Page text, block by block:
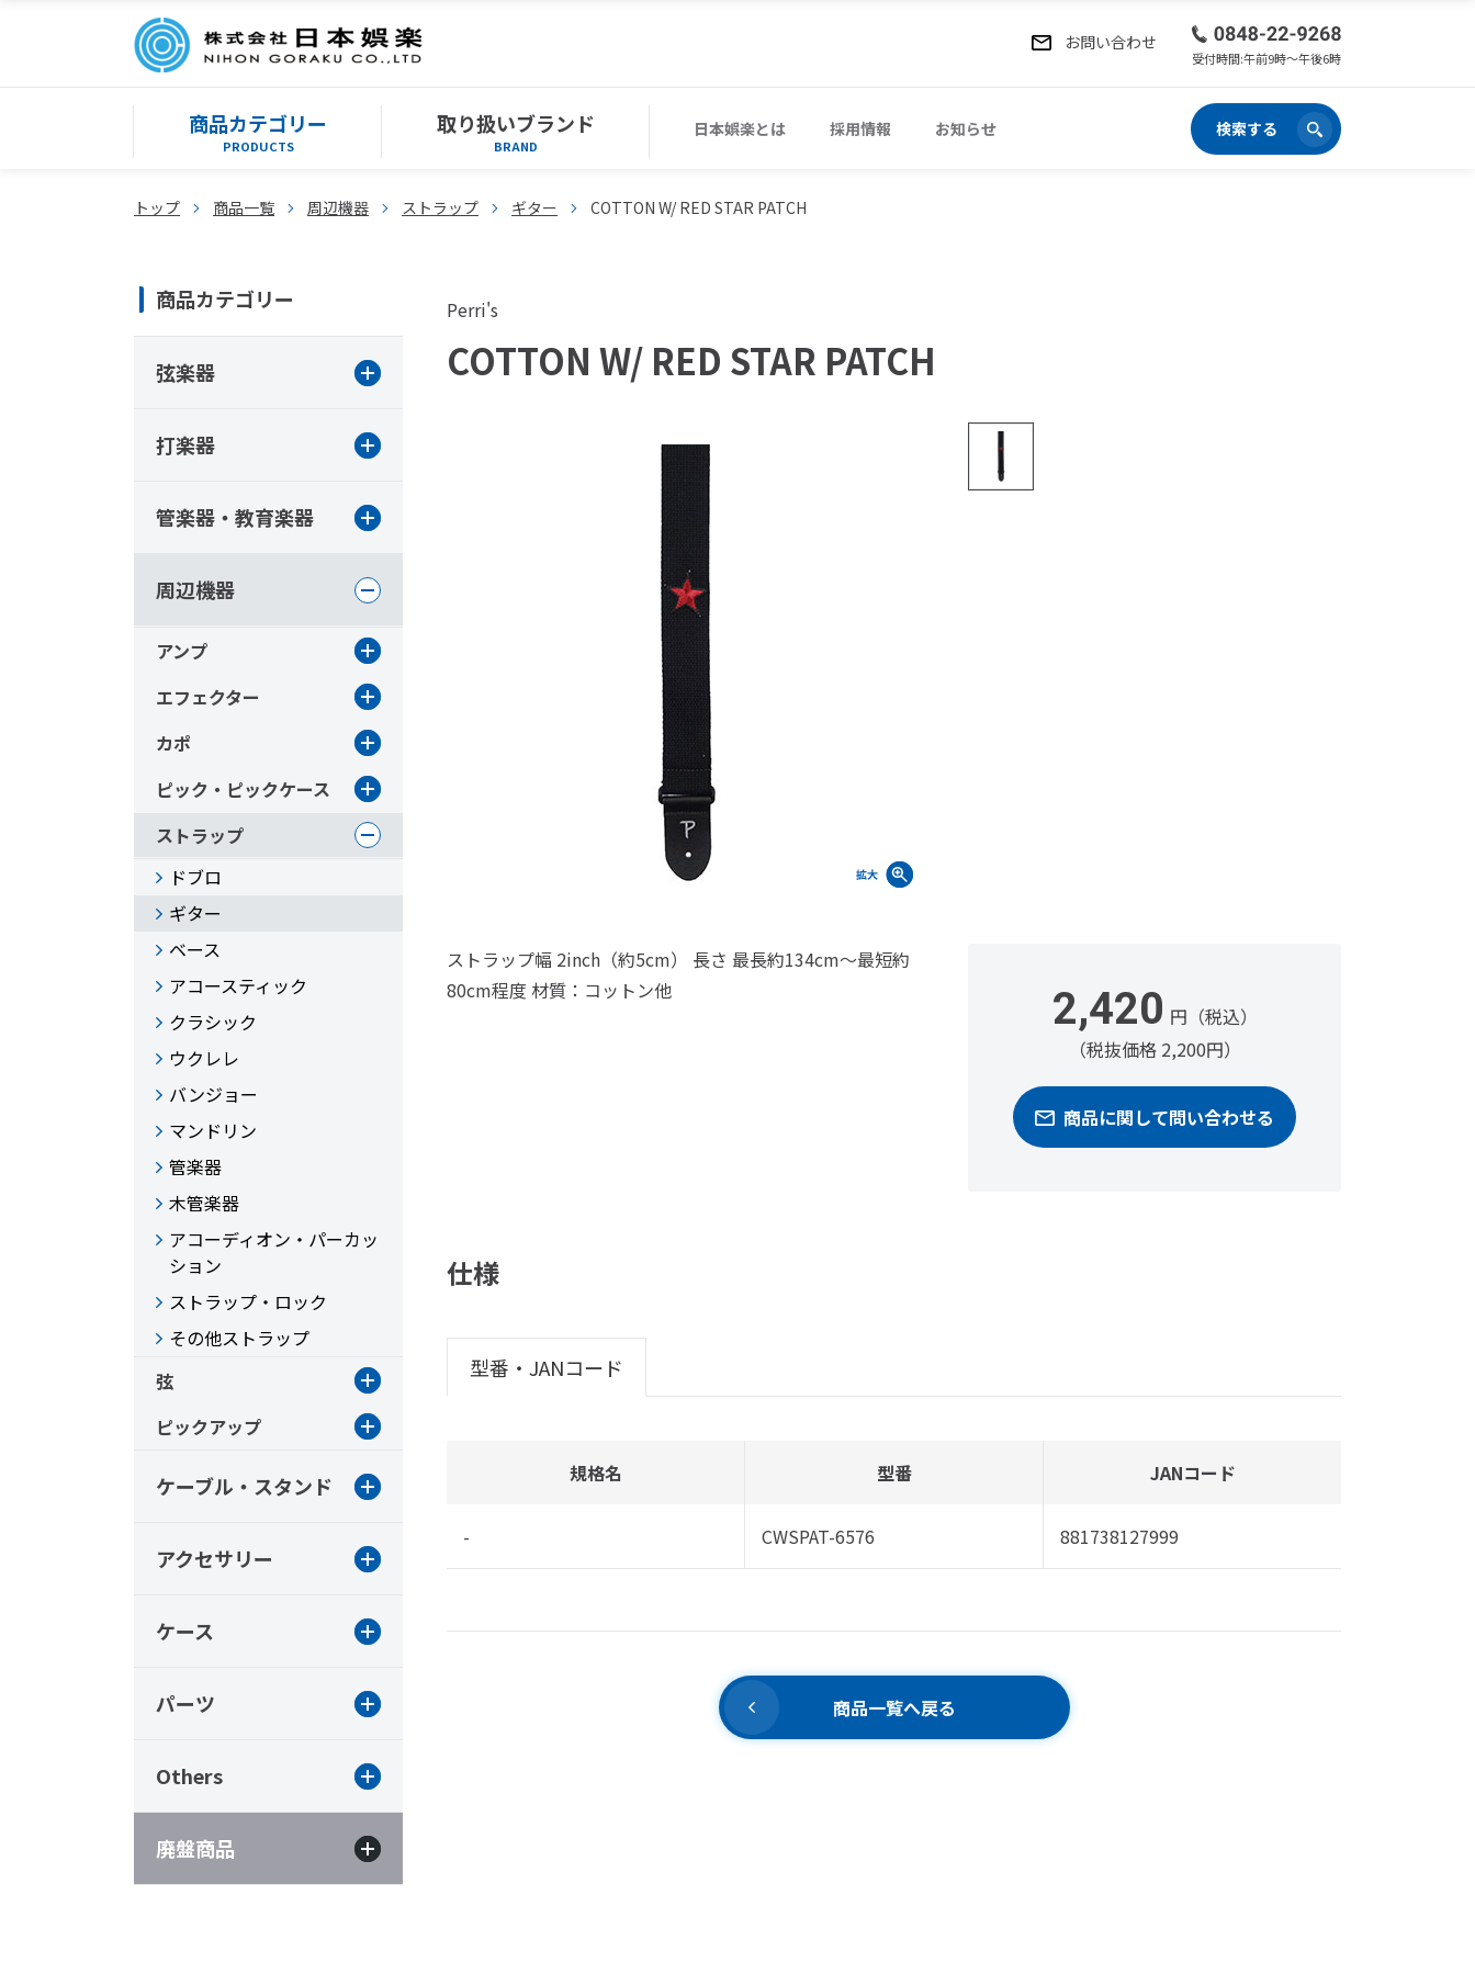
お問い合わせ
受付時間:午前9時〜午後6時
商品カテゴリー
PRODUCTS
取り扱いブランド
BRAND
日本娯楽とは 採用情報 お知らせ 検索する
トップ 商品一覧 周辺機器 ストラップ ギター COTTON W/ RED STAR PATCH
Perri's
COTTON W/ RED STAR PATCH
ストラップ幅 2inch（約5cm） 長さ 最長約134cm～最短約
80cm程度 材質：コットン他
2,420 円（税込）
（税抜価格 2,200円）
商品に関して問い合わせる
仕様
型番・JANコード
規格名 型番 JANコード
- CWSPAT-6576 881738127999
商品一覧へ戻る
商品カテゴリー
弦楽器
打楽器
管楽器・教育楽器
周辺機器
アンプ
エフェクター
カポ
ピック・ピックケース
ストラップ
ドブロ
ギター
ベース
アコースティック
クラシック
ウクレレ
バンジョー
マンドリン
管楽器
木管楽器
アコーディオン・パーカッ
ション
ストラップ・ロック
その他ストラップ
弦
ピックアップ
ケーブル・スタンド
アクセサリー
ケース
パーツ
Others
廃盤商品